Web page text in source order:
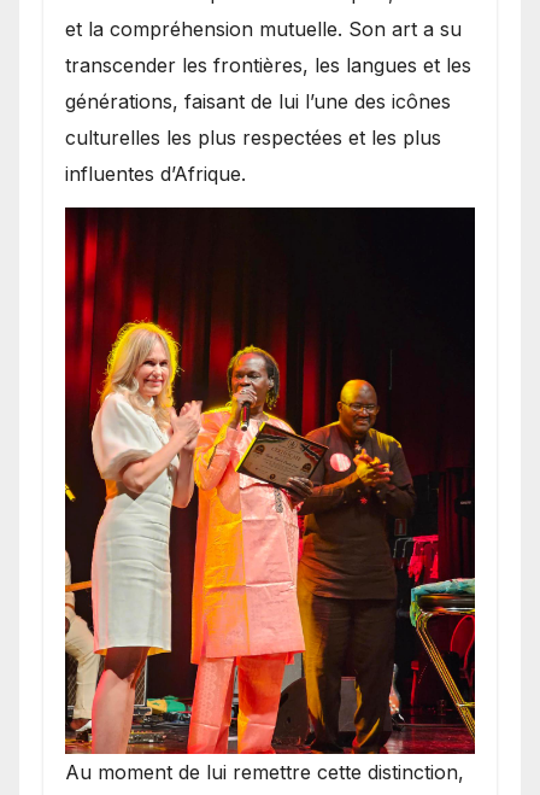
et la compréhension mutuelle. Son art a su
transcender les frontières, les langues et les
générations, faisant de lui l’une des icônes
culturelles les plus respectées et les plus
influentes d’Afrique.
​Au moment de lui remettre cette distinction,